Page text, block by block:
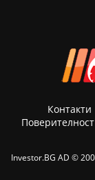
Контакти
Поверителност
Investor.BG AD ©